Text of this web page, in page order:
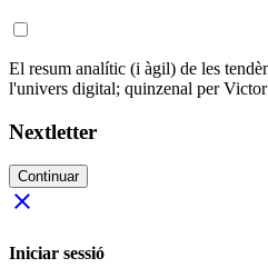
El resum analític (i àgil) de les
l'univers digital; quinzenal per
Nextletter
Continuar
close
Iniciar sessió